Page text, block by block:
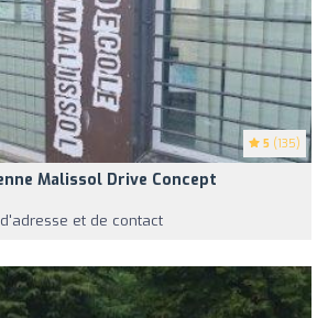
5 (135)
Malissol Drive Concept
et de contact